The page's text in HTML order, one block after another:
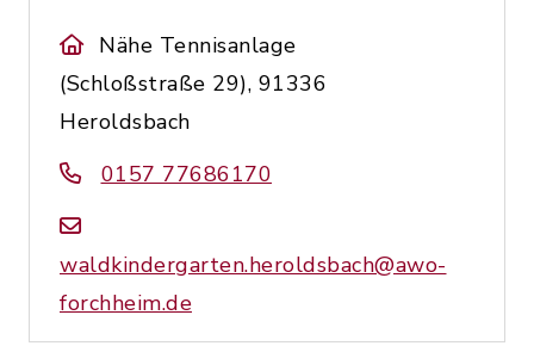
Nähe Tennisanlage
(Schloßstraße 29), 91336
Heroldsbach
0157 77686170
waldkindergarten.heroldsbach@awo-
forchheim.de